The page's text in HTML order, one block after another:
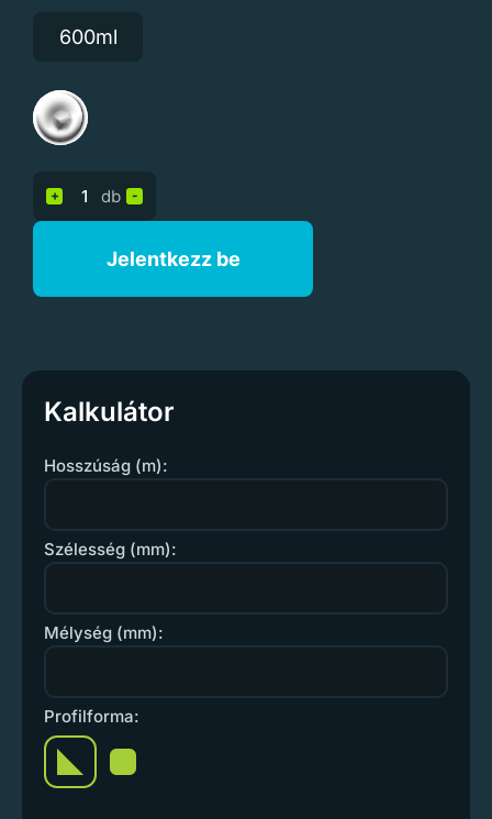
600ml
+ db -
Jelentkezz be
Kalkulátor
Hosszúság (m):
Szélesség (mm):
Mélység (mm):
Profilforma: